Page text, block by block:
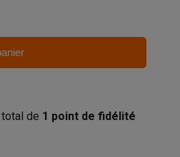
de 1 point de fidélité